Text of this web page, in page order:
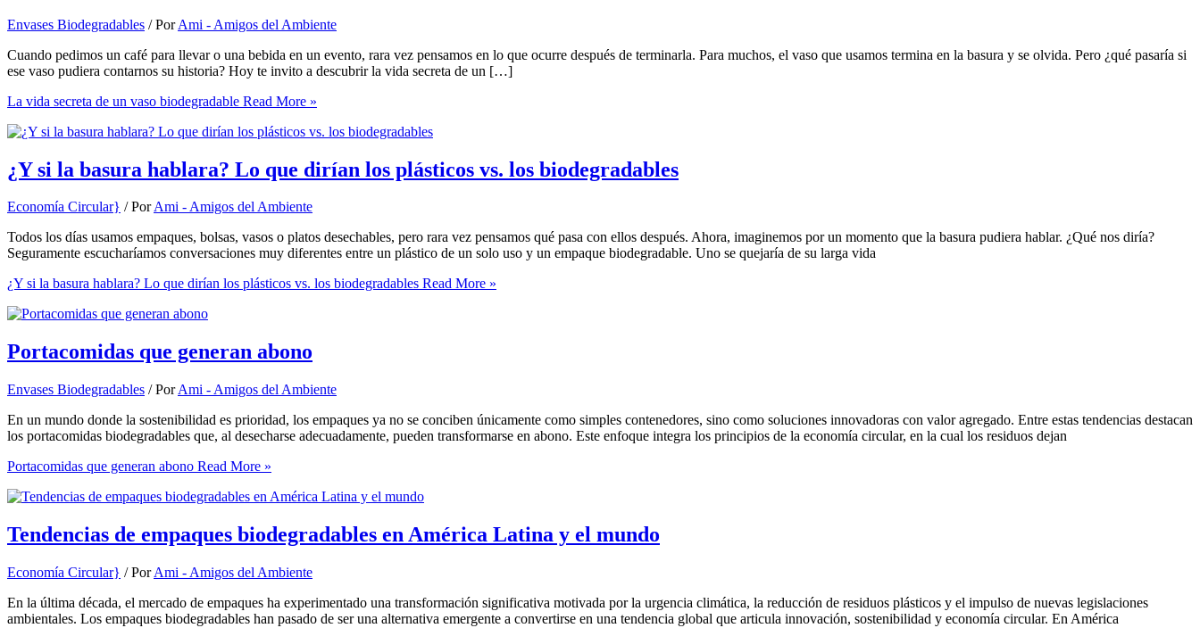
Envases Biodegradables / PorAmi - Amigos del Ambiente
Cuando pedimos un café para llevar o una bebida en un evento, rara vez pensamos en lo que ocurre después de terminarla. Para muchos, el vaso que usamos termina en la basura y se olvida. Pero ¿qué pasaría si
ese vaso pudiera contarnos su historia? Hoy te invito a descubrir la vida secreta de un […]
La vida secreta de un vaso biodegradable Read More »
¿Y si la basura hablara? Lo que dirían los plásticos vs. los biodegradables
Economía Circular} / PorAmi - Amigos del Ambiente
Todos los días usamos empaques, bolsas, vasos o platos desechables, pero rara vez pensamos qué pasa con ellos después. Ahora, imaginemos por un momento que la basura pudiera hablar. ¿Qué nos diría?
Seguramente escucharíamos conversaciones muy diferentes entre un plástico de un solo uso y un empaque biodegradable. Uno se quejaría de su larga vida
¿Y si la basura hablara? Lo que dirían los plásticos vs. los biodegradables Read More »
Portacomidas que generan abono
Envases Biodegradables / PorAmi - Amigos del Ambiente
En un mundo donde la sostenibilidad es prioridad, los empaques ya no se conciben únicamente como simples contenedores, sino como soluciones innovadoras con valor agregado. Entre estas tendencias destacan
los portacomidas biodegradables que, al desecharse adecuadamente, pueden transformarse en abono. Este enfoque integra los principios de la economía circular, en la cual los residuos dejan
Portacomidas que generan abono Read More »
Tendencias de empaques biodegradables en América Latina y el mundo
Economía Circular} / PorAmi - Amigos del Ambiente
En la última década, el mercado de empaques ha experimentado una transformación significativa motivada por la urgencia climática, la reducción de residuos plásticos y el impulso de nuevas legislaciones
ambientales. Los empaques biodegradables han pasado de ser una alternativa emergente a convertirse en una tendencia global que articula innovación, sostenibilidad y economía circular. En América